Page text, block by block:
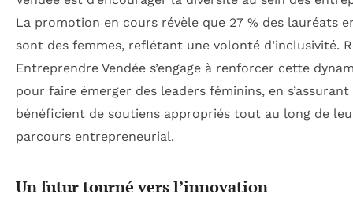
La promotion en cours révèle que 27 % des lauréats
sont des femmes, reflétant une volonté d’inclusivité.
Entreprendre Vendée s’engage à renforcer cette
pour faire émerger des leaders féminins, en s’assurant
bénéficient de soutiens appropriés tout au long de
parcours entrepreneurial.
Un futur tourné vers l’innovation